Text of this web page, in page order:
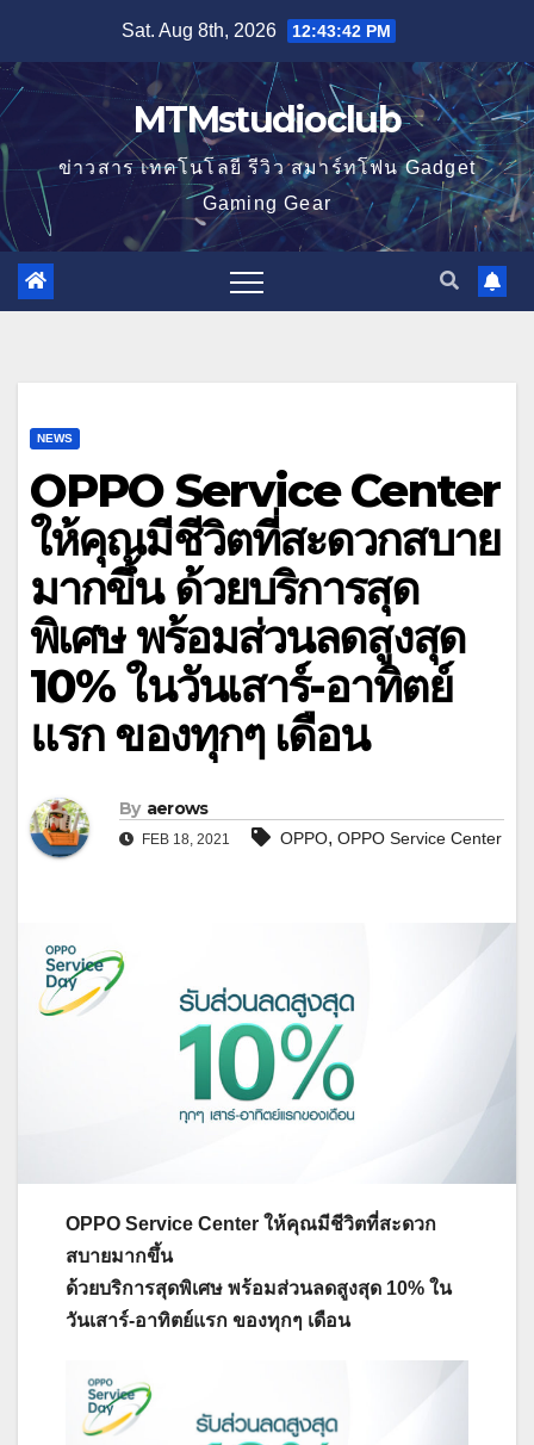
content
Sat. Aug 8th, 2026 12:43:43 PM
MTMstudioclub
ข่าวสาร เทคโนโลยี รีวิว สมาร์ทโฟน Gadget
Gaming Gear
NEWS
OPPO Service Center
ให้คุณมีชีวิตที่สะดวกสบาย
มากขึ้น ด้วยบริการสุด
พิเศษ พร้อมส่วนลดสูงสุด
10% ในวันเสาร์-อาทิตย์
แรก ของทุกๆ เดือน
By aerows
FEB 18, 2021 OPPO, OPPO Service Center
OPPO Service Center ให้คุณมีชีวิตที่สะดวก
สบายมากขึ้น
ด้วยบริการสุดพิเศษ พร้อมส่วนลดสูงสุด 10% ใน
วันเสาร์-อาทิตย์แรก ของทุกๆ เดือน